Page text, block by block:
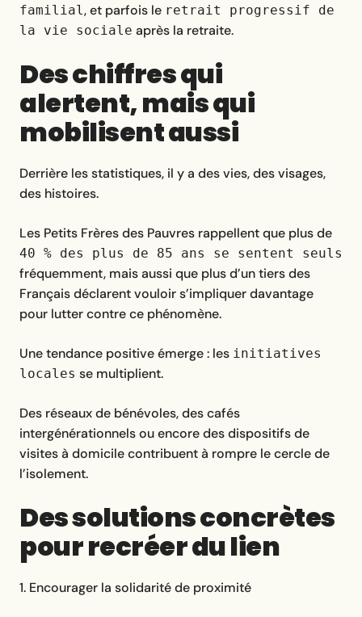
familial , et parfois le retrait progressif de
la vie sociale après la retraite.
Des chiffres qui
alertent, mais qui
mobilisent aussi
Derrière les statistiques, il y a des vies, des visages,
des histoires.
Les Petits Frères des Pauvres rappellent que plus de
40 % des plus de 85 ans se sentent seuls
fréquemment, mais aussi que plus d’un tiers des
Français déclarent vouloir s’impliquer davantage
pour lutter contre ce phénomène.
Une tendance positive émerge : les initiatives
locales se multiplient.
Des réseaux de bénévoles, des cafés
intergénérationnels ou encore des dispositifs de
visites à domicile contribuent à rompre le cercle de
l’isolement.
Des solutions concrètes
pour recréer du lien
1. Encourager la solidarité de proximité